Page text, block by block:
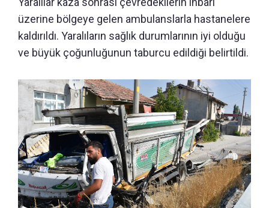
üzerine bölgeye gelen ambulanslarla hastanelere
kaldırıldı. Yaralıların sağlık durumlarının iyi olduğu
ve büyük çoğunluğunun taburcu edildiği belirtildi.